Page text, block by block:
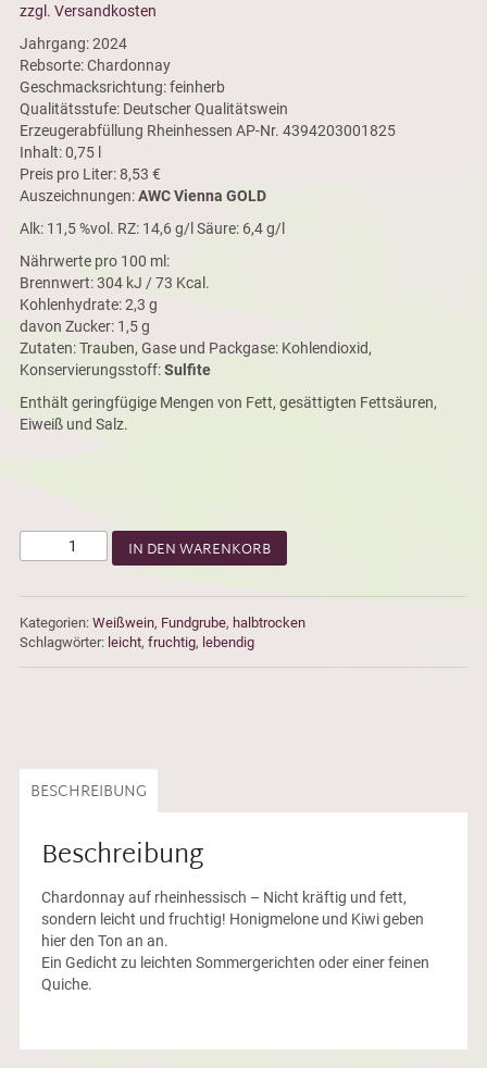
zzgl. Versandkosten
Jahrgang: 2024
Rebsorte: Chardonnay
Geschmacksrichtung: feinherb
Qualitätsstufe: Deutscher Qualitätswein
Erzeugerabfüllung Rheinhessen AP-Nr. 4394203001825
Inhalt: 0,75 l
Preis pro Liter: 8,53 €
Auszeichnungen:AWC Vienna GOLD
Alk: 11,5 %vol. RZ: 14,6 g/l Säure: 6,4 g/l
Nährwerte pro 100 ml:
Brennwert: 304 kJ / 73 Kcal.
Kohlenhydrate: 2,3 g
davon Zucker: 1,5 g
Zutaten: Trauben, Gase und Packgase: Kohlendioxid,
Konservierungsstoff:Sulfite
Enthält geringfügige Mengen von Fett, gesättigten Fettsäuren,
Eiweiß und Salz.
IN DEN WARENKORB
Kategorien: Weißwein, Fundgrube, halbtrocken
Schlagwörter: leicht, fruchtig, lebendig
BESCHREIBUNG
Beschreibung
Chardonnay auf rheinhessisch – Nicht kräftig und fett,
sondern leicht und fruchtig! Honigmelone und Kiwi geben
hier den Ton an an.
Ein Gedicht zu leichten Sommergerichten oder einer feinen
Quiche.